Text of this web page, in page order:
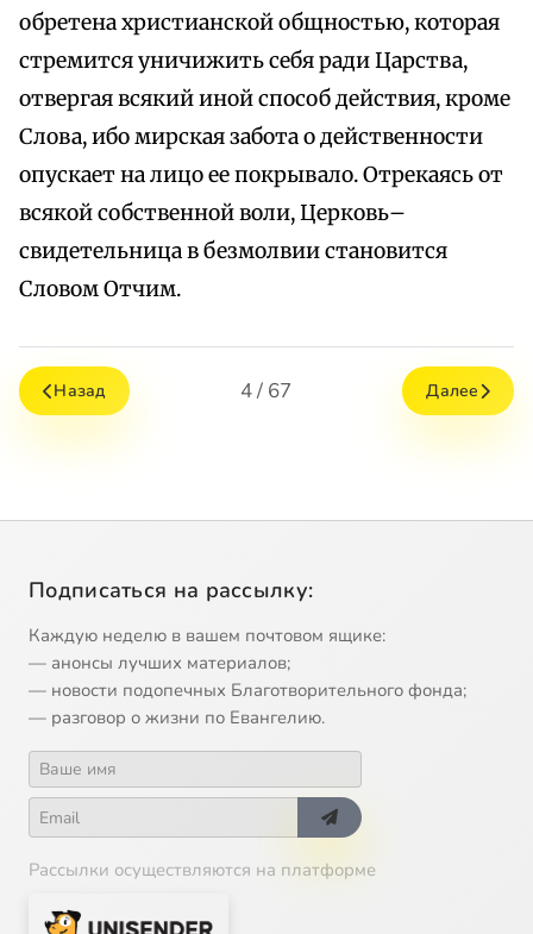
обретена христианской общностью, которая
стремится уничижить себя ради Царства,
отвергая всякий иной способ действия, кроме
Слова, ибо мирская забота о действенности
опускает на лицо ее покрывало. Отрекаясь от
всякой собственной воли, Церковь–
свидетельница в безмолвии становится
Словом Отчим.
Назад 4 / 67 Далее
Подписаться на рассылку:
Каждую неделю в вашем почтовом ящике:
— анонсы лучших материалов;
— новости подопечных Благотворительного фонда;
— разговор о жизни по Евангелию.
Рассылки осуществляются на платформе